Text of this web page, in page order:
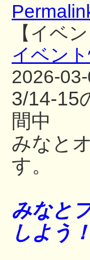
【イベ
イベン
2026-
3/14-15
間中
みなと
す。
みなと
しよう！